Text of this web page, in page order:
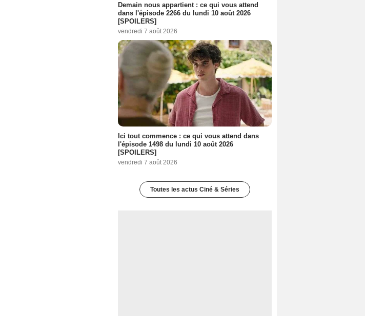
Demain nous appartient : ce qui vous attend
dans l'épisode 2266 du lundi 10 août 2026
[SPOILERS]
vendredi 7 août 2026
Ici tout commence : ce qui vous attend dans
l'épisode 1498 du lundi 10 août 2026
[SPOILERS]
vendredi 7 août 2026
Toutes les actus Ciné & Séries